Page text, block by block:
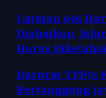
Catatan 646
Diabaikan,
Harus
Darurat TPPO:
Bertanggung